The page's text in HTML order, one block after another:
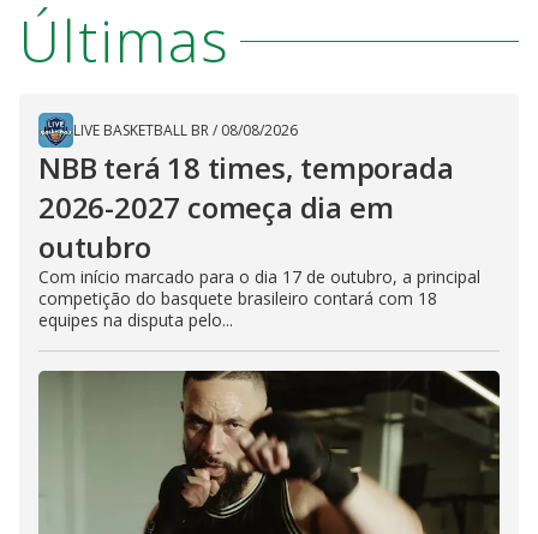
Últimas
LIVE BASKETBALL BR/ 08/08/2026
NBB terá 18 times, temporada
2026-2027 começa dia em
outubro
Com início marcado para o dia 17 de outubro, a principal
competição do basquete brasileiro contará com 18
equipes na disputa pelo...